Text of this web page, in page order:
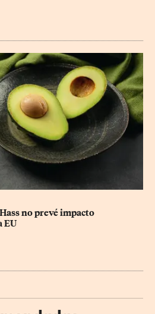
no prevé impacto
EU